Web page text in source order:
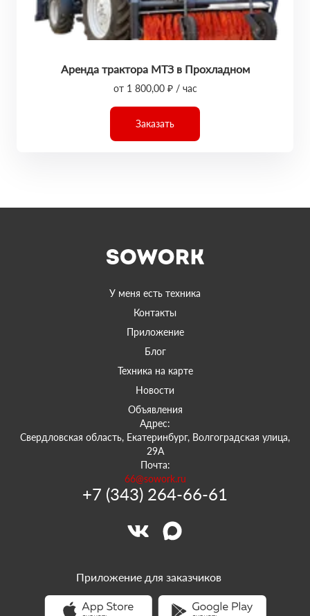
Аренда трактора МТЗ в Прохладном
от 1 800,00 ₽ / час
Заказать
У меня есть техника
Контакты
Приложение
Блог
Техника на карте
Новости
Объявления
Адрес:
Свердловская область, Екатеринбург, Волгоградская улица,
29А
Почта:
66@sowork.ru
+7 (343) 264-66-61
Приложение для заказчиков